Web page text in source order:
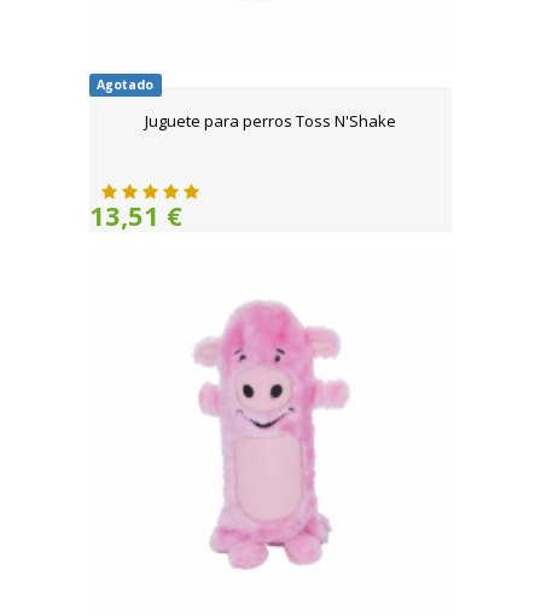
Agotado
Juguete para perros Toss N'Shake
13,51 €